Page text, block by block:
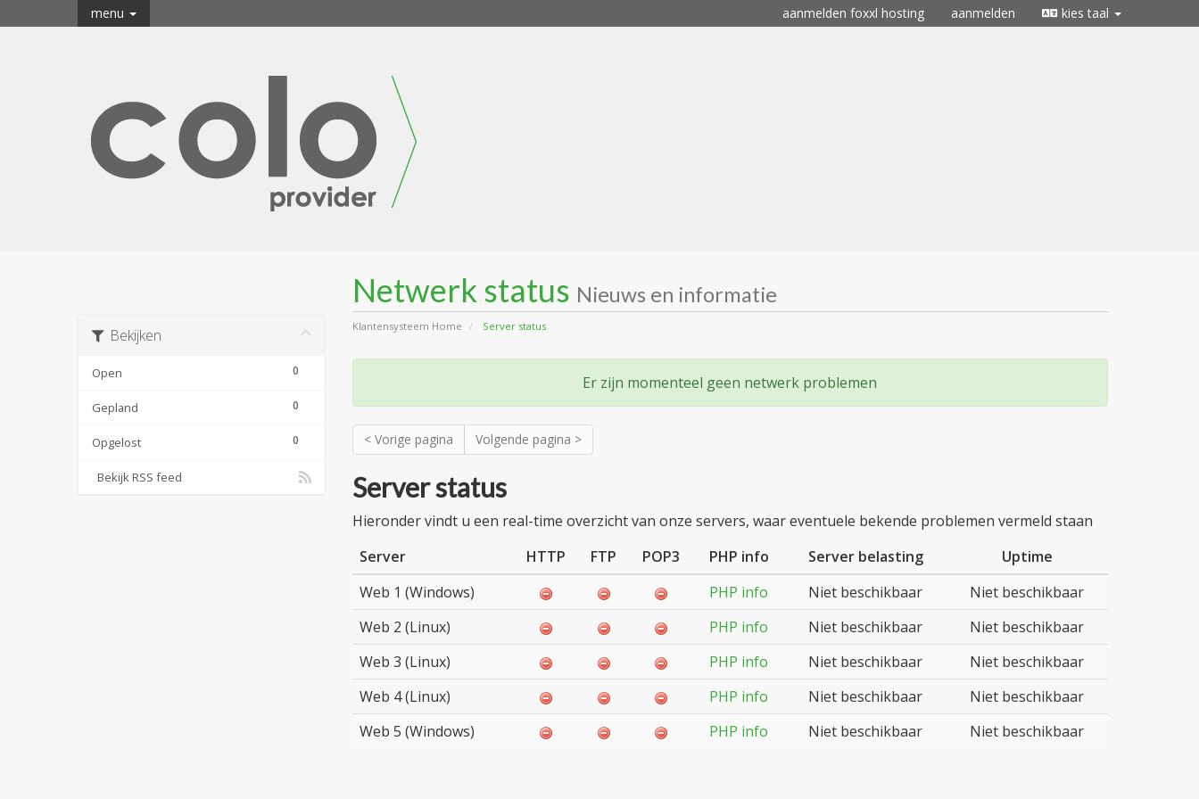
menu aanmelden foxxl hosting aanmelden kies taal
Netwerk status Nieuws en informatie
Klantensysteem Home Server status
Bekijken
0
Open
0
Gepland
0
Opgelost
Bekijk RSS feed
Er zijn momenteel geen netwerk problemen
< Vorige pagina Volgende pagina >
Server status
Hieronder vindt u een real-time overzicht van onze servers, waar eventuele bekende problemen vermeld staan
Server
HTTP FTP POP3 PHP info Server belasting
Uptime
Web 1 (Windows)
PHP info Niet beschikbaar
Niet beschikbaar
Web 2 (Linux)
PHP info Niet beschikbaar
Niet beschikbaar
Web 3 (Linux)
PHP info Niet beschikbaar
Niet beschikbaar
Web 4 (Linux)
PHP info Niet beschikbaar
Niet beschikbaar
Web 5 (Windows)
PHP info Niet beschikbaar Niet beschikbaar